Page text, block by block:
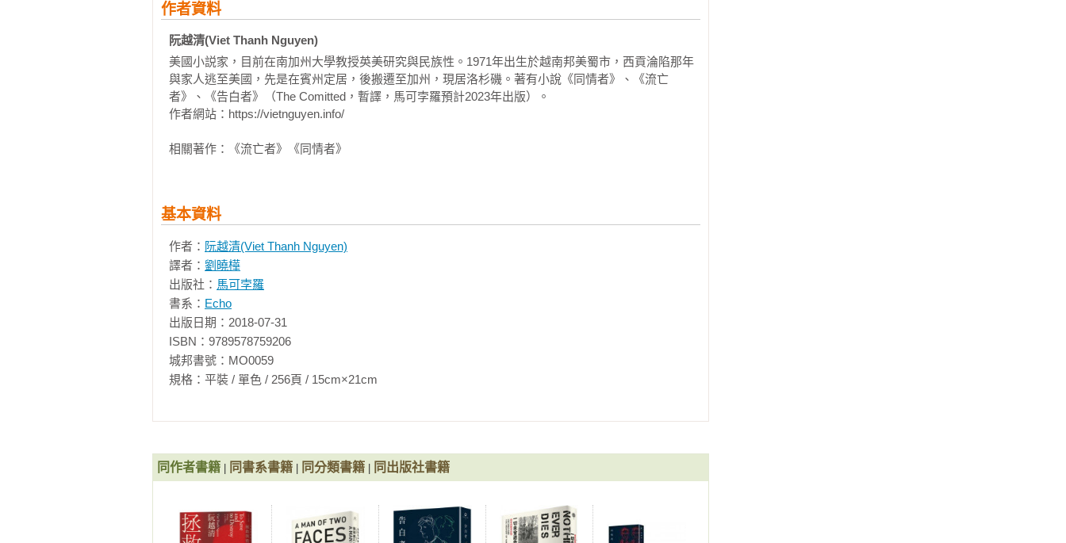
令人好奇的是，雖然阮神父在臺灣是令人欽佩的人權鬥士，但從一九七九年離開越南至今已四十
年，他是否曾動念返回久違的故鄉生活？
阮神父淡淡回答：「十多年前有回去過一次，但那次的感覺很不舒服，共產黨統治下的越南已經
跟我認識的越南不一樣了，沒多久我就返回臺灣。
定居美國「小西貢」等地、每年會固定穿著南越軍服上街遊行的越南船民及其後代，雖然同樣稱呼自
己叫越南人，但他們心中認定的「越南」恐怕跟阮神父一樣，逐漸消逝於歷史洪流中。
《流亡者》正是這樣一部充滿淡淡惆悵的作品，作者阮越清同樣是在越戰戰火中跟隨父母逃亡到
美國的難民，是以對於這場改變他人生的戰役有著諸多體認。《流亡者》由八篇各一萬多字的短篇故
事構成，每篇故事都至少有一名主要角色與越戰有所關聯，有趣的是這些角色未必都是越南難民，有
的甚至是曾參與戰役的美軍老兵，因此這八篇故事雖然都以越戰為共通線索，但分別以完全不同的人
物、場景、動機展開截然不同的調性，透過阮越清高超的文筆及戲劇手法，讓八篇故事的劇情都精采
似平凡，但有時到了晚上卻不得安寧，貌似具有陰陽眼體質的母親一直堅持在家中看到「鬼魂」，原
本半信半疑的女兒最後也在某天晚上看到鬼魂的存在，最後她們發現，原來這個鬼魂與當年她們逃難
第二篇故事〈第三者〉中，越南難民「廉」在一位好心白人派瑞許的資助下，來到他位於舊金山
作者資料
阮越清(Viet Thanh Nguyen)
美國小説家，目前在南加州大學教授英美研究與民族性。1971年出生於越南邦美蜀市，西貢淪陷那年
與家人逃至美國，先是在賓州定居，後搬遷至加州，現居洛杉磯。著有小說《同情者》、《流亡
者》、《告白者》（The Comitted，暫譯，馬可孛羅預計2023年出版）。
作者網站：https://vietnguyen.info/
相關著作：《流亡者》《同情者》
基本資料
作者： 阮越清(Viet Thanh Nguyen)
譯者： 劉曉樺
出版社： 馬可孛羅
書系： Echo
出版日期：2018-07-31
ISBN：9789578759206
城邦書號：MO0059
規格：平裝 / 單色 / 256頁 / 15cm×21cm
同作者書籍 同書系書籍 同分類書籍 同出版社書籍